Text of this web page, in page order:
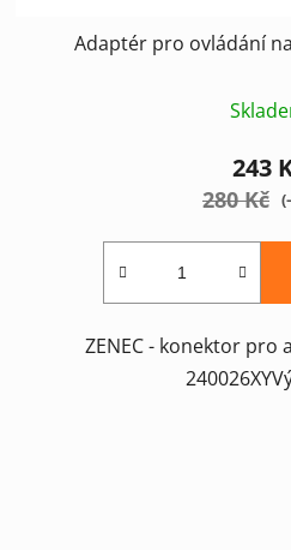
Adaptér pro ovládání
243
280 Kč
ZENEC - konektor pro